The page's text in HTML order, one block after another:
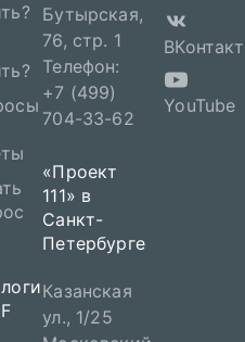
Бутырская,
76, стр. 1
Телефон:
+7 (499)
704-33-62
«Проект
111» в
Санкт-
Петербурге
Казанская
ул., 1/25
YouTube